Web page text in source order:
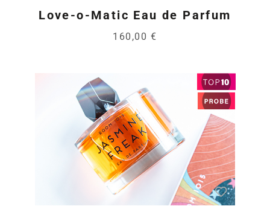
Love-o-Matic Eau de Parfum
160,00 €